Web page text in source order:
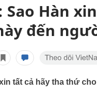
Sao Hàn
đến
tất cả hãy tha thứ